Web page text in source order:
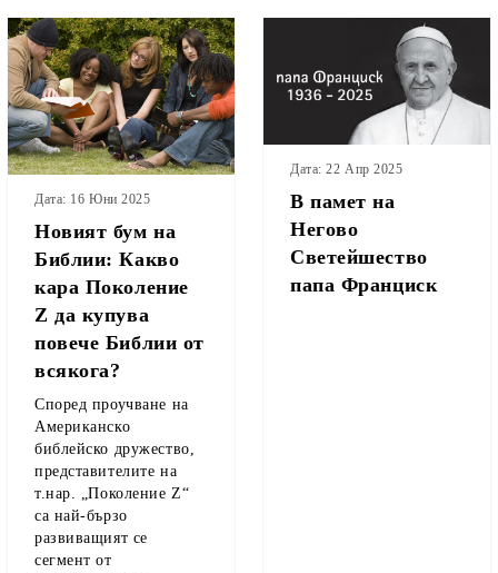
Новият бум на
Библии: Какво
кара Поколение
Z да купува
повече Библии от
всякога?
Дата: 16 Юни 2025
Според проучване на
Американско
библейско дружество,
прeдставителите на
т.нар. „Поколение Z“
са най-бързо
развиващият се
сегмент от
В памет на
Негово
Светейшество
папа Франциск
Дата: 22 Апр 2025